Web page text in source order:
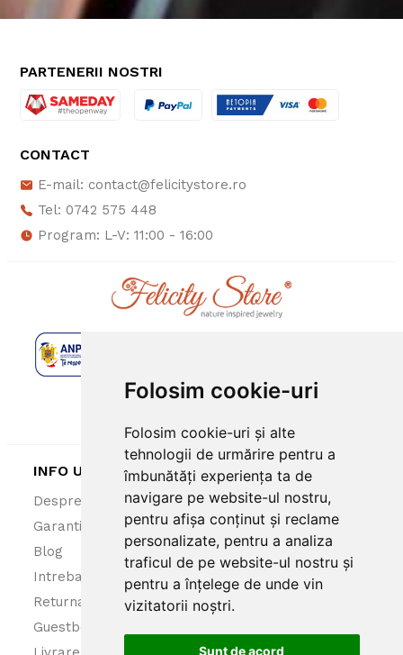
Folosim cookie-uri
Folosim cookie-uri și alte
tehnologii de urmărire pentru a
îmbunătăți experiența ta de
navigare pe website-ul nostru,
pentru afișa conținut și reclame
personalizate, pentru a analiza
traficul de pe website-ul nostru și
pentru a înțelege de unde vin
vizitatorii noștri.
Sunt de acord
PARTENERII NOSTRI
CONTACT
E-mail: contact@felicitystore.ro
Tel: 0742 575 448
Program: L-V: 11:00 - 16:00
INFO UTILE
Despre noi
Garantie 100%
Blog
Intrebari frecvente
Returnare produse
Guestbook
ANPC
Politica cookies
Politica confidentialitate
Termeni si conditii